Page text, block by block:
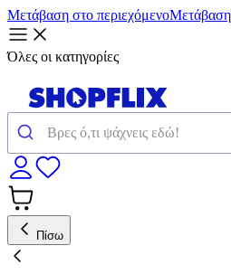
Μετάβαση στο περιεχόμενοΜετάβαση
Όλες οι κατηγορίες
Πίσω